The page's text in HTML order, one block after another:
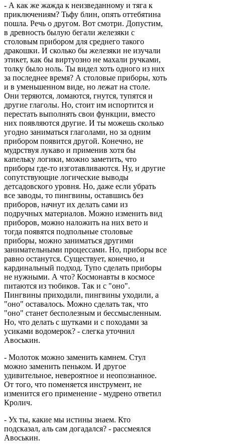
- А как же жажда к неизведанному и тяга к
приключениям? Тьфу блин, опять оттебятина
пошла. Речь о другом. Вот смотри. Допустим,
в древность былую бегали железяки с
столовым прибором для среднего такого
дракошки. И сколько бы железяки не изучали
этикет, как бы виртуозно не махали ручками,
толку было ноль. Ты видел хоть одного из них
за последнее время? А столовые приборы, хоть
и в уменьшенном виде, но лежат на столе.
Они теряются, ломаются, гнутся, тупятся и
другие глаголы. Но, стоит им испортится и
перестать выполнять свои функции, вместо
них появляются другие. И ты можешь сколько
угодно заниматься глаголами, но за одним
прибором появится другой. Конечно, не
мудрствуя лукаво и применив хотя бы
капельку логики, можно заметить, что
приборы где-то изготавливаются. Ну, и другие
сопутствующие логические выводы
детсадовского уровня. Но, даже если убрать
все заводы, то пингвины, оставшись без
приборов, начнут их делать сами из
подручных материалов. Можно изменить вид
приборов, можно наложить на них вето и
тогда появятся подпольные столовые
приборы, можно заниматься другими
занимательными процессами. Но, приборы все
равно останутся. Существует, конечно, и
кардинальный подход. Тупо сделать приборы
не нужными. А что? Космонавты в космосе
питаются из тюбиков. Так и с "оно".
Пингвины приходили, пингвины уходили, а
"оно" оставалось. Можно сделать так, что
"оно" станет бесполезным и бессмысленным.
Но, что делать с шутками и с походами за
усиками водомерок? - слегка уточнил
Авоськин.
- Молоток можно заменить камнем. Стул
можно заменить пеньком. И другое
удивительное, невероятное и неопознанное.
От того, что поменяется инструмент, не
изменится его применение - мудрено ответил
Кролич.
- Ух ты, какие мы истины знаем. Кто
подсказал, аль сам догадался? - рассмеялся
Авоськин.